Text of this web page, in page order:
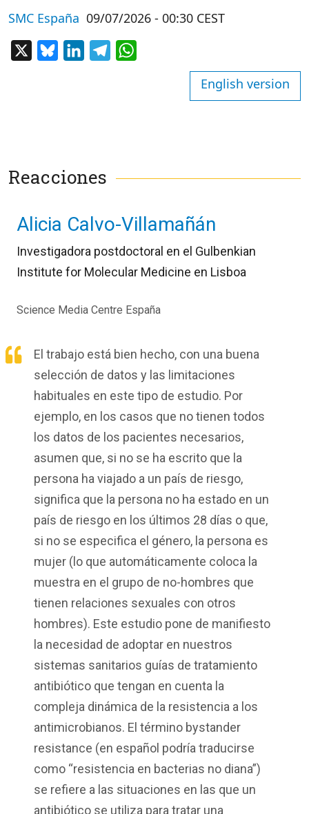
SMC España 09/07/2026 - 00:30 CEST
BlueskyLinkedInTelegram
English version
Reacciones
Alicia Calvo-Villamañán
Investigadora postdoctoral en el Gulbenkian
Institute for Molecular Medicine en Lisboa
Science Media Centre España
El trabajo está bien hecho, con una buena
selección de datos y las limitaciones
habituales en este tipo de estudio. Por
ejemplo, en los casos que no tienen todos
los datos de los pacientes necesarios,
asumen que, si no se ha escrito que la
persona ha viajado a un país de riesgo,
significa que la persona no ha estado en un
país de riesgo en los últimos 28 días o que,
si no se especifica el género, la persona es
mujer (lo que automáticamente coloca la
muestra en el grupo de no-hombres que
tienen relaciones sexuales con otros
hombres). Este estudio pone de manifiesto
la necesidad de adoptar en nuestros
sistemas sanitarios guías de tratamiento
antibiótico que tengan en cuenta la
compleja dinámica de la resistencia a los
antimicrobianos. El término bystander
resistance (en español podría traducirse
como “resistencia en bacterias no diana”)
se refiere a las situaciones en las que un
antibiótico se utiliza para tratar una